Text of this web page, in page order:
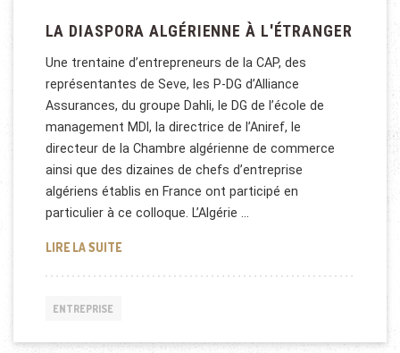
LA DIASPORA ALGÉRIENNE À L'ÉTRANGER
Une trentaine d’entrepreneurs de la CAP, des
représentantes de Seve, les P-DG d’Alliance
Assurances, du groupe Dahli, le DG de l’école de
management MDI, la directrice de l’Aniref, le
directeur de la Chambre algérienne de commerce
ainsi que des dizaines de chefs d’entreprise
algériens établis en France ont participé en
particulier à ce colloque. L’Algérie …
LIRE LA SUITELA DIASPORA ALGÉRIENNE À L'ÉTRANGER
ENTREPRISE